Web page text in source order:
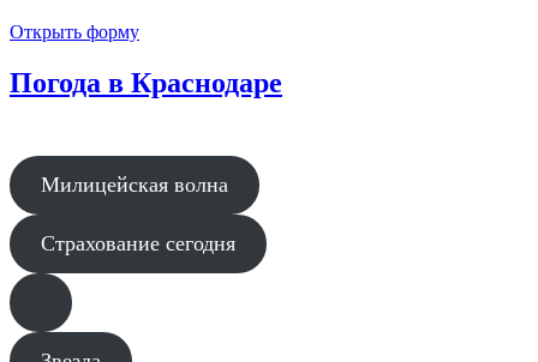
Открыть форму
Погода в Краснодаре
Милицейская волна
Страхование сегодня